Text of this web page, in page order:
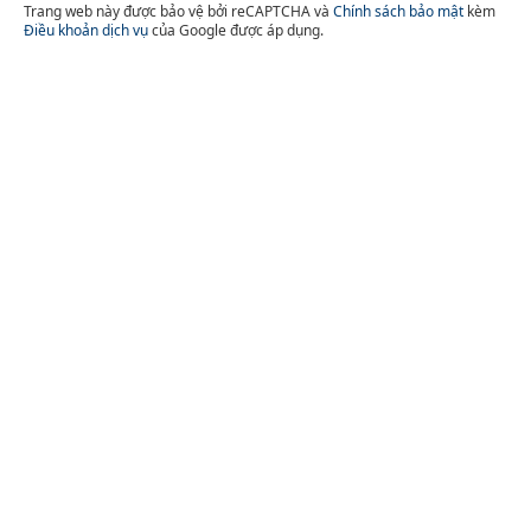
Trang web này được bảo vệ bởi reCAPTCHA và Chính sách bảo mật kèm
Điều khoản dịch vụcủa Google được áp dụng.